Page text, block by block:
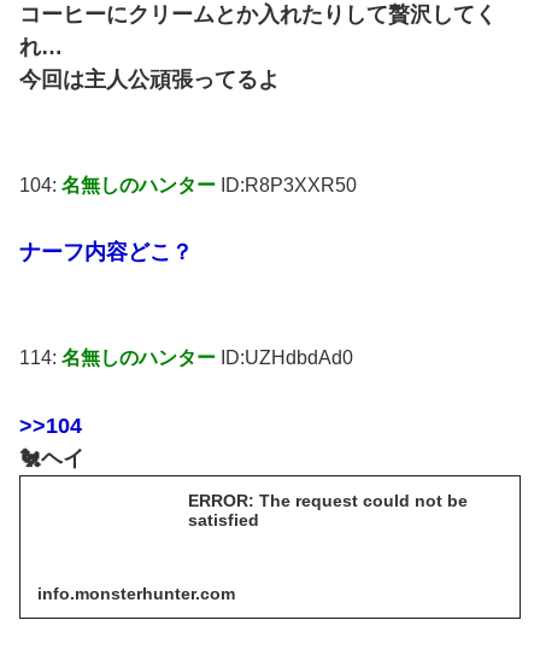
コーヒーにクリームとか入れたりして贅沢してく
れ…
今回は主人公頑張ってるよ
104: 名無しのハンター ID:R8P3XXR50
ナーフ内容どこ？
114: 名無しのハンター ID:UZHdbdAd0
>>104
🐔ヘイ
ERROR: The request could not be
satisfied
info.monsterhunter.com